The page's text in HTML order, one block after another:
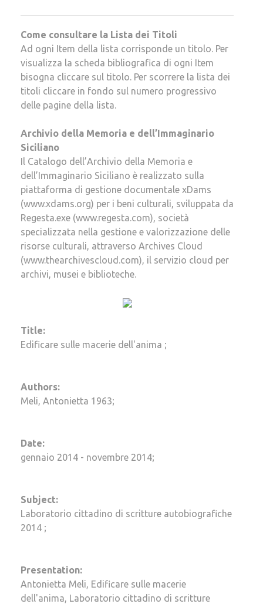
Come consultare la Lista dei Titoli
Ad ogni Item della lista corrisponde un titolo. Per
visualizza la scheda bibliografica di ogni Item
bisogna cliccare sul titolo. Per scorrere la lista dei
titoli cliccare in fondo sul numero progressivo
delle pagine della lista.
Archivio della Memoria e dell’Immaginario
Siciliano
Il Catalogo dell’Archivio della Memoria e
dell’Immaginario Siciliano è realizzato sulla
piattaforma di gestione documentale xDams
(www.xdams.org) per i beni culturali, sviluppata da
Regesta.exe (www.regesta.com), società
specializzata nella gestione e valorizzazione delle
risorse culturali, attraverso Archives Cloud
(www.thearchivescloud.com), il servizio cloud per
archivi, musei e biblioteche.
Title:
Edificare sulle macerie dell'anima ;
Authors:
Meli, Antonietta 1963;
Date:
gennaio 2014 - novembre 2014;
Subject:
Laboratorio cittadino di scritture autobiografiche
2014 ;
Presentation:
Antonietta Meli, Edificare sulle macerie
dell'anima, Laboratorio cittadino di scritture